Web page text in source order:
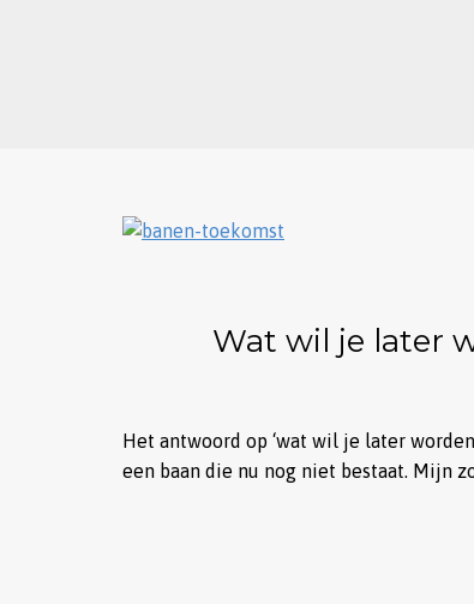
Wat wil je later
Het antwoord op ‘wat wil je later
een baan die nu nog niet bestaat. Mijn